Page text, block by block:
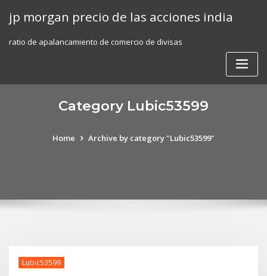
jp morgan precio de las acciones india
ratio de apalancamiento de comercio de divisas
Category Lubic53599
Home Archive by category "Lubic53599"
Lubic53599